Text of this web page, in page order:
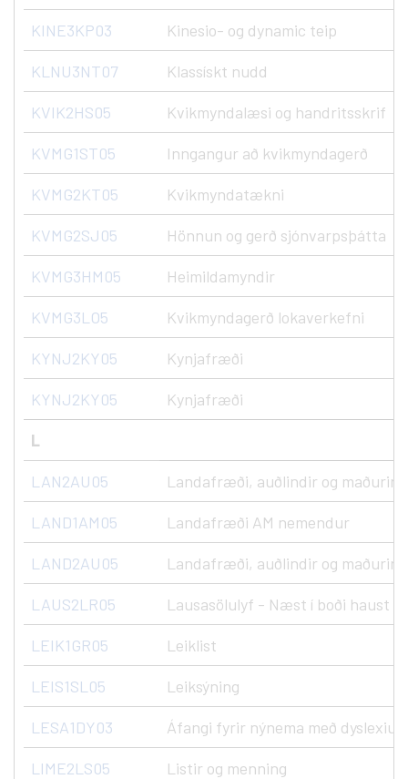
KINE3KP03 Kinesio- og dynamic teip
KLNU3NT07 Klassískt nudd
KVIK2HS05 Kvikmyndalæsi og handritsskrif
KVMG1ST05 Inngangur að kvikmyndagerð
KVMG2KT05 Kvikmyndatækni
KVMG2SJ05 Hönnun og gerð sjónvarpsþátta
KVMG3HM05 Heimildamyndir
KVMG3LO5 Kvikmyndagerð lokaverkefni
KYNJ2KY05 Kynjafræði
KYNJ2KY05 Kynjafræði
L
LAN2AU05 Landafræði, auðlindir og maðurinn
LAND1AM05 Landafræði AM nemendur
LAND2AU05 Landafræði, auðlindir og maðurinn
LAUS2LR05 Lausasölulyf - Næst í boði haust
LEIK1GR05 Leiklist
LEIS1SL05 Leiksýning
LESA1DY03 Áfangi fyrir nýnema með dyslexiu
LIME2LS05 Listir og menning